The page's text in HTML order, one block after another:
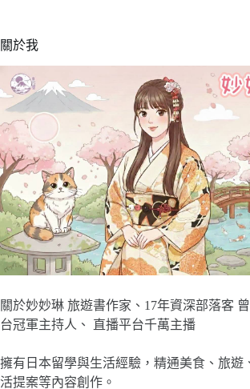
關於我
關於妙妙琳 旅遊書作家、17年資深部落客
台冠軍主持人、 直播平台千萬主播
擁有日本留學與生活經驗，精通美食、旅遊
活提案等內容創作。